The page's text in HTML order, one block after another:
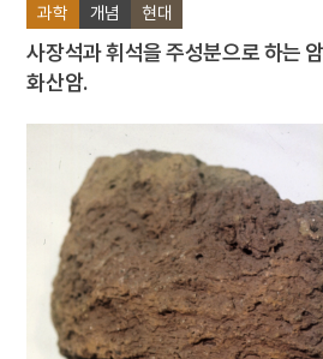
8
섞박지
9 세조
2
임한주
3
고어재료사전
4 김예몽
5 남강
6 노국대장공주
7 동평관
과학 개념 현대
사장석과 휘석을 주성분으로 하는
화산암.